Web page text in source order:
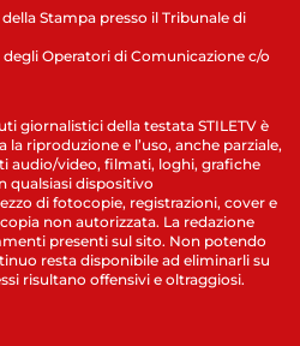
Stampa presso il Tribunale di
Operatori di Comunicazione c/o
giornalistici della testata STILETV è
riproduzione e l’uso, anche parziale,
audio/video, filmati, loghi, grafiche
qualsiasi dispositivo
di fotocopie, registrazioni, cover e
non autorizzata. La redazione
presenti sul sito. Non potendo
resta disponibile ad eliminarli su
risultano offensivi e oltraggiosi.